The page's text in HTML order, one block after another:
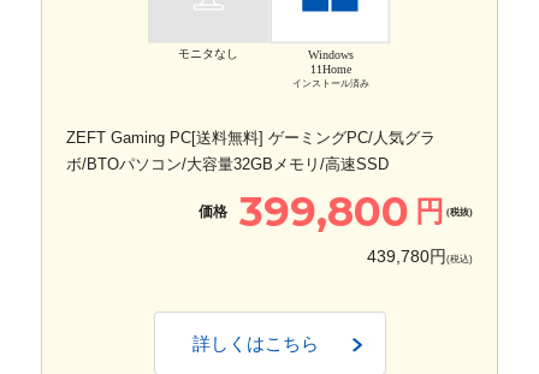
モニタなし
Windows
11Home
インストール済み
ZEFT Gaming PC[送料無料] ゲーミングPC/人気グラ
ボ/BTOパソコン/大容量32GBメモリ/高速SSD
価格 399,800 円 (税抜)
439,780円 (税込)
詳しくはこちら